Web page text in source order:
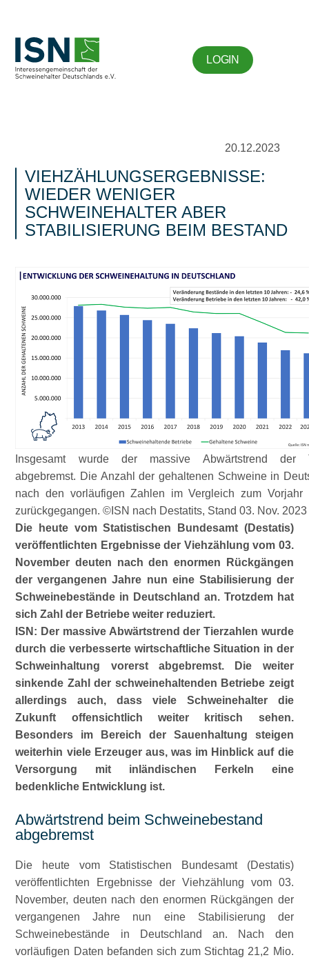
LOGIN
20.12.2023
VIEHZÄHLUNGSERGEBNISSE:
WIEDER WENIGER
SCHWEINEHALTER ABER
STABILISIERUNG BEIM BESTAND
Insgesamt wurde der massive Abwärtstrend der
abgebremst. Die Anzahl der gehaltenen Schweine in
nach den vorläufigen Zahlen im Vergleich zum
zurückgegangen. ©ISN nach Destatits, Stand 03. Nov. 2023
Die heute vom Statistischen Bundesamt (Destatis)
veröffentlichten Ergebnisse der Viehzählung vom 03.
November deuten nach den enormen Rückgängen
der vergangenen Jahre nun eine Stabilisierung der
Schweinebestände in Deutschland an. Trotzdem hat
sich Zahl der Betriebe weiter reduziert.
ISN: Der massive Abwärtstrend der Tierzahlen wurde
durch die verbesserte wirtschaftliche Situation in der
Schweinhaltung vorerst abgebremst. Die weiter
sinkende Zahl der schweinehaltenden Betriebe zeigt
allerdings auch, dass viele Schweinehalter die
Zukunft offensichtlich weiter kritisch sehen.
Besonders im Bereich der Sauenhaltung steigen
weiterhin viele Erzeuger aus, was im Hinblick auf die
Versorgung mit inländischen Ferkeln eine
bedenkliche Entwicklung ist.
Abwärtstrend beim Schweinebestand
abgebremst
Die heute vom Statistischen Bundesamt (Destatis)
veröffentlichten Ergebnisse der Viehzählung vom 03.
November, deuten nach den enormen Rückgängen der
vergangenen Jahre nun eine Stabilisierung der
Schweinebestände in Deutschland an. Nach den
vorläufigen Daten befanden sich zum Stichtag 21,2 Mio.